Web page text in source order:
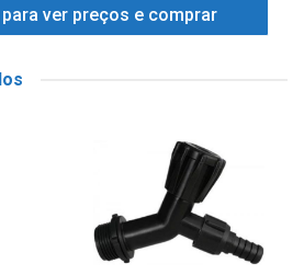
ver preços e comprar